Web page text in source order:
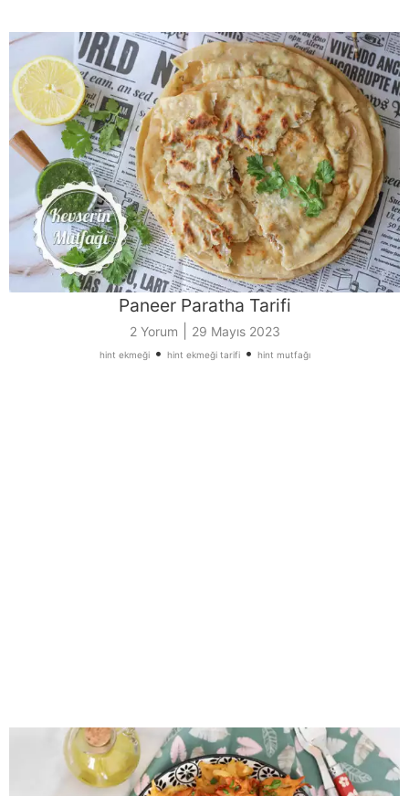
Paneer Paratha Tarifi
2 Yorum 29 Mayıs 2023
hint ekmeği• hint ekmeği tarifi• hint mutfağı